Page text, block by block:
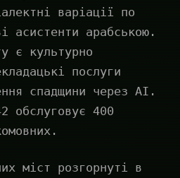
варіації по
асистенти арабською.
є культурно
послуги
спадщини через AI.
обслуговує 400
міст розгорнуті в